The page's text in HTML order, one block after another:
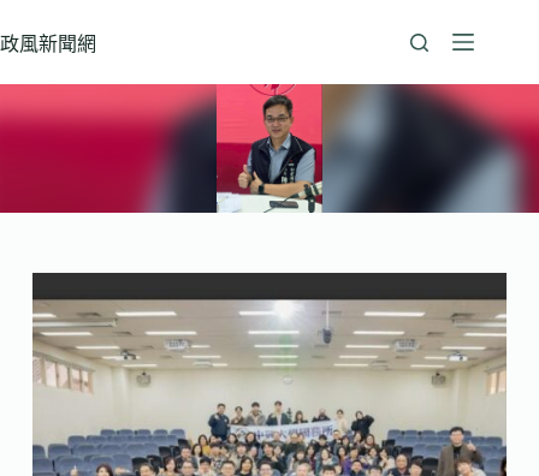
至
政風新聞網